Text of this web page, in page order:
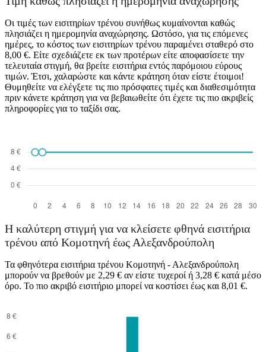
Οι τιμές των εισιτηρίων τρένου συνήθως κυμαίνονται καθώς
πλησιάζει η ημερομηνία αναχώρησης. Ωστόσο, για τις επόμενες
ημέρες, το κόστος των εισιτηρίων τρένου παραμένει σταθερό στο
8,00 €. Είτε σχεδιάζετε εκ των προτέρων είτε αποφασίσετε την
τελευταία στιγμή, θα βρείτε εισιτήρια εντός παρόμοιου εύρους
τιμών. Έτσι, χαλαρώστε και κάντε κράτηση όταν είστε έτοιμοι!
Θυμηθείτε να ελέγξετε τις πιο πρόσφατες τιμές και διαθεσιμότητα
πριν κάνετε κράτηση για να βεβαιωθείτε ότι έχετε τις πιο ακριβείς
πληροφορίες για το ταξίδι σας.
Η καλύτερη στιγμή για να κλείσετε φθηνά εισιτήρια
τρένου από Κομοτηνή έως Αλεξανδρούπολη
Τα φθηνότερα εισιτήρια τρένου Κομοτηνή - Αλεξανδρούπολη
μπορούν να βρεθούν με 2,29 € αν είστε τυχεροί ή 3,28 € κατά μέσο
όρο. Το πιο ακριβό εισιτήριο μπορεί να κοστίσει έως και 8,01 €.